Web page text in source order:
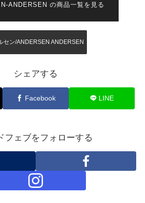
ANDERSEN の商品一覧を見る
セン/ANDERSEN ANDERSEN
シェアする
Facebook LINE
フェブをフォローする